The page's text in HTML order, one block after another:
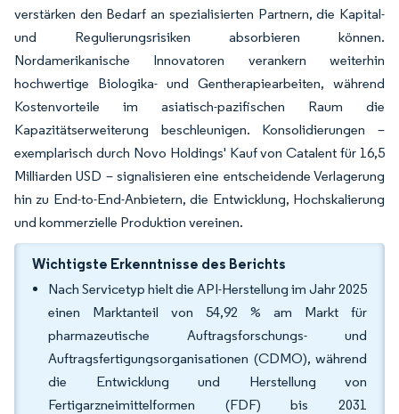
verstärken den Bedarf an spezialisierten Partnern, die Kapital-
und Regulierungsrisiken absorbieren können.
Nordamerikanische Innovatoren verankern weiterhin
hochwertige Biologika- und Gentherapiearbeiten, während
Kostenvorteile im asiatisch-pazifischen Raum die
Kapazitätserweiterung beschleunigen. Konsolidierungen –
exemplarisch durch Novo Holdings' Kauf von Catalent für 16,5
Milliarden USD – signalisieren eine entscheidende Verlagerung
hin zu End-to-End-Anbietern, die Entwicklung, Hochskalierung
und kommerzielle Produktion vereinen.
Wichtigste Erkenntnisse des Berichts
Nach Servicetyp hielt die API-Herstellung im Jahr 2025
einen Marktanteil von 54,92 % am Markt für
pharmazeutische Auftragsforschungs- und
Auftragsfertigungsorganisationen (CDMO), während
die Entwicklung und Herstellung von
Fertigarzneimittelformen (FDF) bis 2031